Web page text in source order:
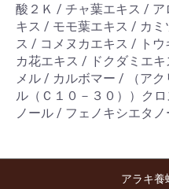
酸２Ｋ / チャ葉エキス /
キス / モモ葉エキス / カ
ス / コメヌカエキス / ト
カ花エキス / ドクダミエ
メル / カルボマー / （ア
ル（Ｃ１０－３０））ク
ノール / フェノキシエタ
アラキ養